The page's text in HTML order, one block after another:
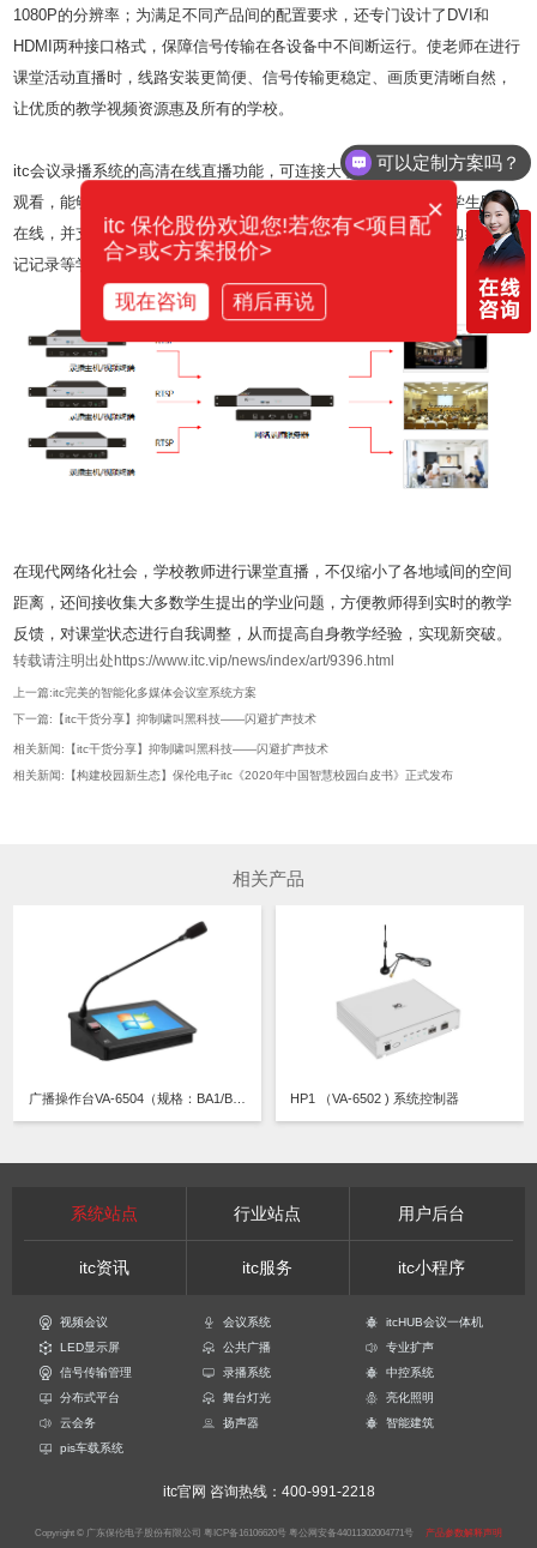
1080P的分辨率；为满足不同产品间的配置要求，还专门设计了DVI和
HDMI两种接口格式，保障信号传输在各设备中不间断运行。使老师在进行
课堂活动直播时，线路安装更简便、信号传输更稳定、画质更清晰自然，
让优质的教学视频资源惠及所有的学校。
itc会议录播系统的高清在线直播功能，可连接大于2000路并发直播及点播
观看，能够有效优化网络拥挤，达到稳定流畅的效果。实现多位学生同时
在线，并支持不同地域的学生在直播时进行问题在线讨论、边看边练、笔
记记录等学习需求。
在现代网络化社会，学校教师进行课堂直播，不仅缩小了各地域间的空间
距离，还间接收集大多数学生提出的学业问题，方便教师得到实时的教学
反馈，对课堂状态进行自我调整，从而提高自身教学经验，实现新突破。
转载请注明出处https://www.itc.vip/news/index/art/9396.html
上一篇:itc完美的智能化多媒体会议室系统方案
下一篇:【itc干货分享】抑制啸叫黑科技——闪避扩声技术
相关新闻:【itc干货分享】抑制啸叫黑科技——闪避扩声技术
相关新闻:【构建校园新生态】保伦电子itc《2020年中国智慧校园白皮书》正式发布
相关产品
广播操作台VA-6504（规格：BA1/BA3/BB1） HP1 （VA-6502 ) 系统控制器
系统站点 行业站点 用户后台
itc资讯 itc服务 itc小程序
视频会议 会议系统
itcHUB会议一体机
LED显示屏
公共广播
专业扩声
信号传输管理
录播系统
中控系统
分布式平台
舞台灯光
亮化照明
云会务
扬声器
智能建筑
pis车载系统
itc官网 咨询热线：400-991-2218
Copyright © 广东保伦电子股份有限公司 粤ICP备16106620号 粤公网安备44011302004771号 产品参数解释声明
可以定制方案吗？
×
itc 保伦股份欢迎您!若您有<项目配
合>或<方案报价>
现在咨询 稍后再说